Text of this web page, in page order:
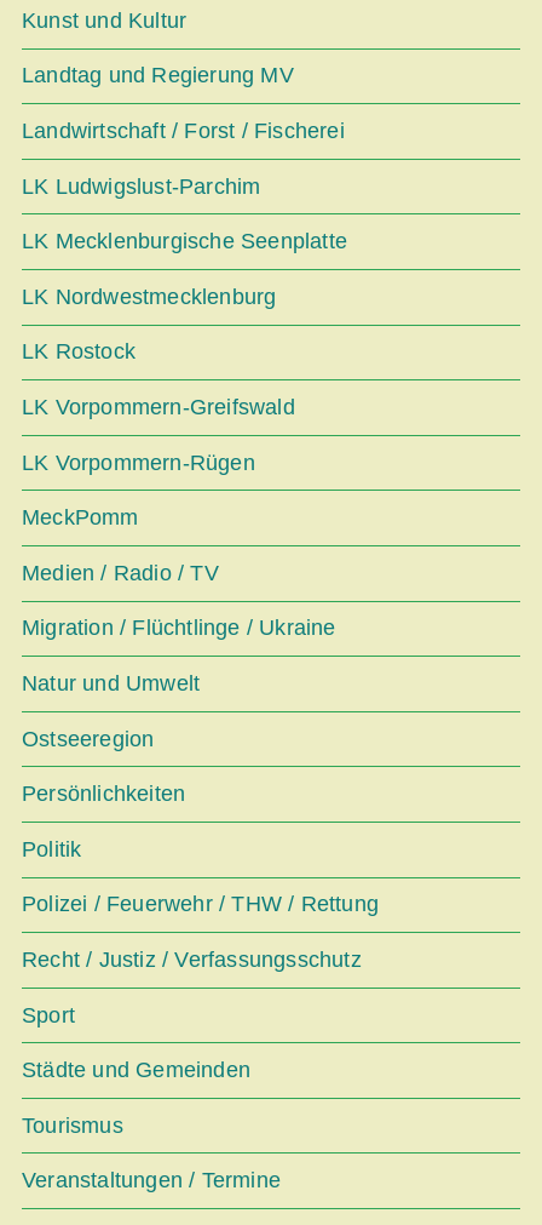
Kunst und Kultur
Landtag und Regierung MV
Landwirtschaft / Forst / Fischerei
LK Ludwigslust-Parchim
LK Mecklenburgische Seenplatte
LK Nordwestmecklenburg
LK Rostock
LK Vorpommern-Greifswald
LK Vorpommern-Rügen
MeckPomm
Medien / Radio / TV
Migration / Flüchtlinge / Ukraine
Natur und Umwelt
Ostseeregion
Persönlichkeiten
Politik
Polizei / Feuerwehr / THW / Rettung
Recht / Justiz / Verfassungsschutz
Sport
Städte und Gemeinden
Tourismus
Veranstaltungen / Termine